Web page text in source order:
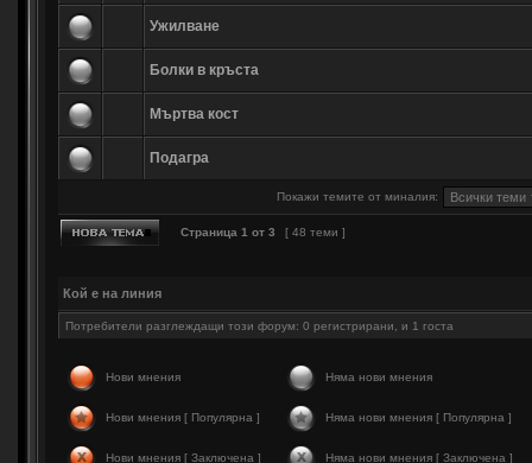
Ужилване
Болки в кръста
Мъртва кост
Подагра
Покажи темите от миналия:
Страница 1 от 3 [ 48 теми ]
Кой е на линия
Потребители разглеждащи този форум: 0 регистрирани, и 1 госта
Нови мнения Няма нови мнения
Нови мнения [ Популярна ] Няма нови мнения [ Популярна ]
Нови мнения [ Заключена ] Няма нови мнения [ Заключена ]